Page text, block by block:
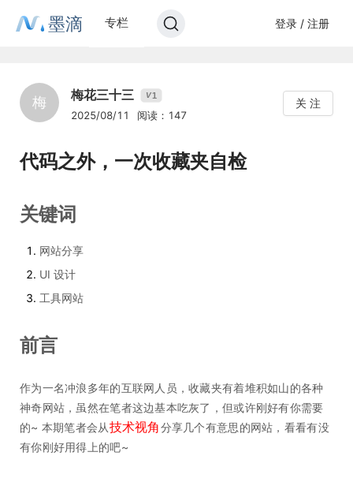
墨滴 专栏 登录 / 注册
梅 梅花三十三 V1
2025/08/11 阅读：147
关 注
代码之外，一次收藏夹自检
关键词
网站分享
UI 设计
工具网站
前言
作为一名冲浪多年的互联网人员，收藏夹有着堆积如山的各种
神奇网站，虽然在笔者这边基本吃灰了，但或许刚好有你需要
的~ 本期笔者会从技术视角分享几个有意思的网站，看看有没
有你刚好用得上的吧~